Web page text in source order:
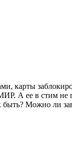
карты
А ее в стим не
быть? Можно ли